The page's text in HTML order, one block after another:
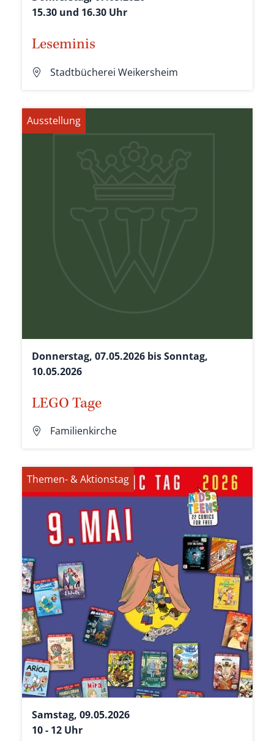
15.30 und 16.30 Uhr
Leseminis
Stadtbücherei Weikersheim
Ausstellung
Donnerstag, 07.05.2026 bis Sonntag,
10.05.2026
LEGO Tage
Familienkirche
Themen- & Aktionstag
Samstag, 09.05.2026
10 - 12 Uhr